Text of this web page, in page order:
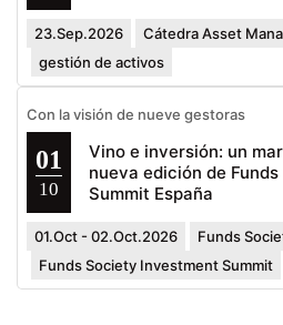
23.Sep.2026
Cátedra Asset
gestión de activos
Con la visión de nueve gestoras
01
10
Vino e inversión: un
nueva edición de
Summit España
01.Oct - 02.Oct.2026
Funds
Funds Society Investment Summit